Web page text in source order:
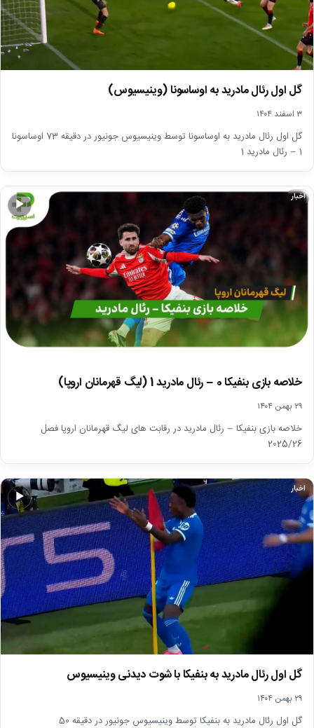
گل اول رئال مادرید به اوساسونا (وینیسیوس)
۳ اسفند ۱۴۰۴
گل اول رئال مادرید به اوساسونا توسط وینیسیوس جونیور در دقیقه 73 اوساسونا
1 – رئال مادرید 1
▶
اخبار
خلاصه بازی بنفیکا 0 – رئال مادرید 1 (لیگ قهرمانان اروپا)
۲۹ بهمن ۱۴۰۴
خلاصه بازی بنفیکا – رئال مادرید در رقابت های لیگ قهرمانان اروپا فصل
2025/26
▶
اخبار
گل اول رئال مادرید به بنفیکا با شوت دیدنی وینیسیوس
۲۹ بهمن ۱۴۰۴
گل اول رئال مادرید به بنفیکا توسط وینیسیوس جونیور در دقیقه 50